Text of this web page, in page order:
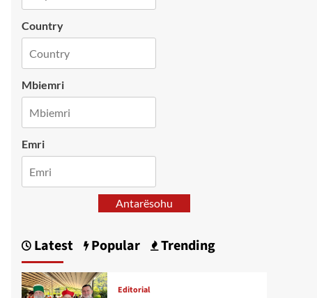
Country
Mbiemri
Emri
Antarësohu
Latest Popular Trending
Editorial